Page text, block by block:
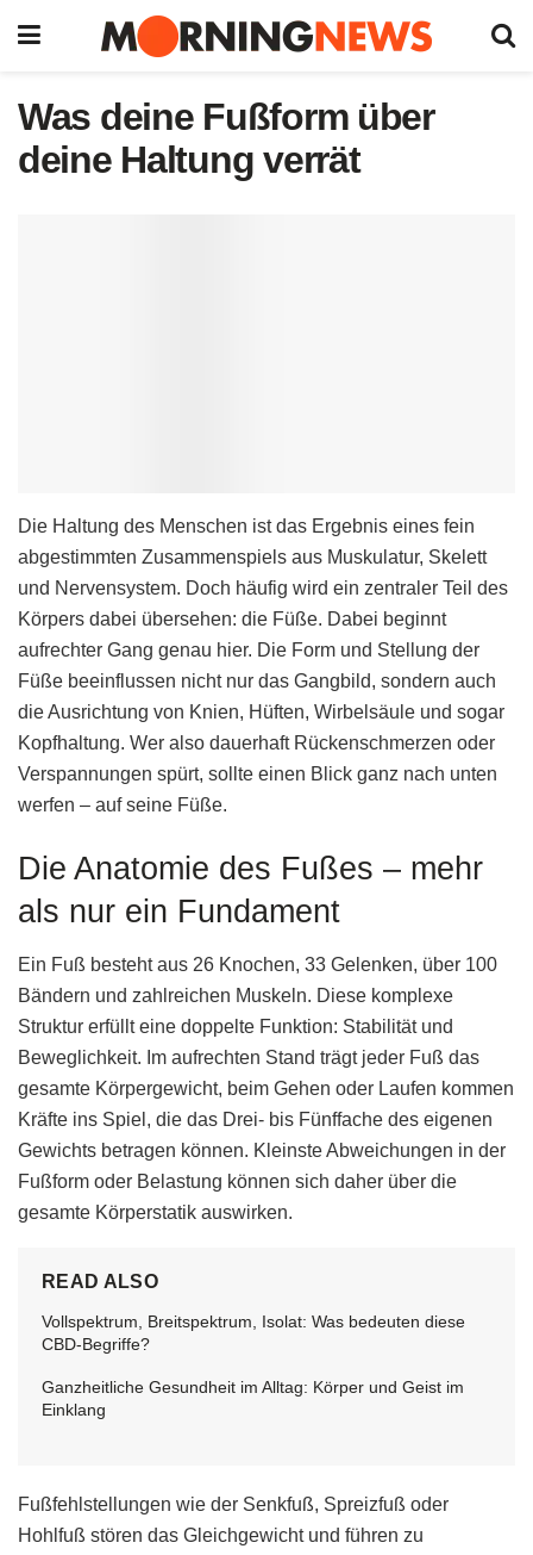
Was deine Fußform über
deine Haltung verrät
Die Haltung des Menschen ist das Ergebnis eines fein
abgestimmten Zusammenspiels aus Muskulatur, Skelett
und Nervensystem. Doch häufig wird ein zentraler Teil des
Körpers dabei übersehen: die Füße. Dabei beginnt
aufrechter Gang genau hier. Die Form und Stellung der
Füße beeinflussen nicht nur das Gangbild, sondern auch
die Ausrichtung von Knien, Hüften, Wirbelsäule und sogar
Kopfhaltung. Wer also dauerhaft Rückenschmerzen oder
Verspannungen spürt, sollte einen Blick ganz nach unten
werfen – auf seine Füße.
Die Anatomie des Fußes – mehr
als nur ein Fundament
Ein Fuß besteht aus 26 Knochen, 33 Gelenken, über 100
Bändern und zahlreichen Muskeln. Diese komplexe
Struktur erfüllt eine doppelte Funktion: Stabilität und
Beweglichkeit. Im aufrechten Stand trägt jeder Fuß das
gesamte Körpergewicht, beim Gehen oder Laufen kommen
Kräfte ins Spiel, die das Drei- bis Fünffache des eigenen
Gewichts betragen können. Kleinste Abweichungen in der
Fußform oder Belastung können sich daher über die
gesamte Körperstatik auswirken.
READ ALSO
Vollspektrum, Breitspektrum, Isolat: Was bedeuten diese
CBD-Begriffe?
Ganzheitliche Gesundheit im Alltag: Körper und Geist im
Einklang
Fußfehlstellungen wie der Senkfuß, Spreizfuß oder
Hohlfuß stören das Gleichgewicht und führen zu